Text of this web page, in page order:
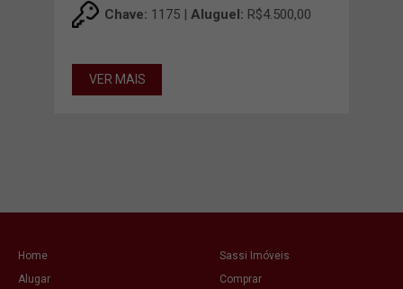
Chave: 1175 | Aluguel: R$4.500,00
VER MAIS
Home
Sassi Imóveis
Alugar
Comprar